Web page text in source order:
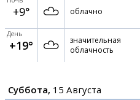
+9° облачно
День
+19°
значительная
облачность
Суббота, 15 Августа